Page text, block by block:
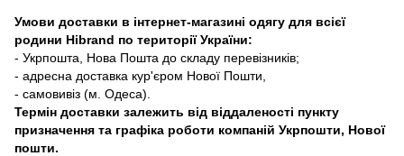
Умови доставки в інтернет-магазині одягу для всієї
родини Hibrand по території України:
- Укрпошта, Нова Пошта до складу перевізників;
- адресна доставка кур'єром Нової Пошти,
- самовивіз (м. Одеса).
Термін доставки залежить від віддаленості пункту
призначення та графіка роботи компаній Укрпошти, Нової
пошти.